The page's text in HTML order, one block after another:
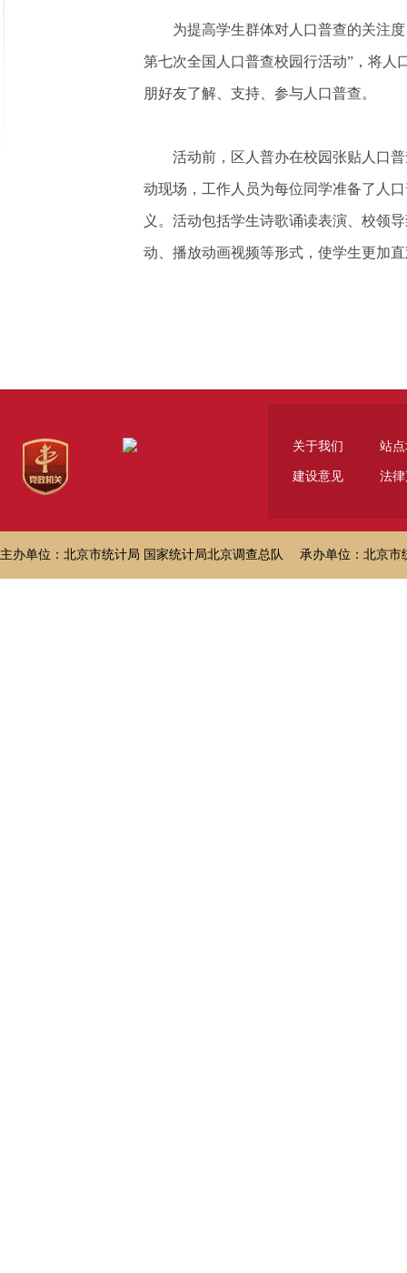
为提高学生群体对人口普查的关注
第七次全国人口普查校园行活动”，将人
朋好友了解、支持、参与人口普查。
活动前，区人普办在校园张贴人口
动现场，工作人员为每位同学准备了人
义。活动包括学生诗歌诵读表演、校领
动、播放动画视频等形式，使学生更加
关于我们 站
建设意见 法
主办单位：北京市统计局 国家统计局北京调查总队 承办单位：北京市